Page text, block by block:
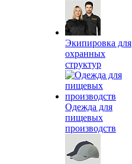
Экипировка для
охранных
структур
Одежда для
пищевых
производств